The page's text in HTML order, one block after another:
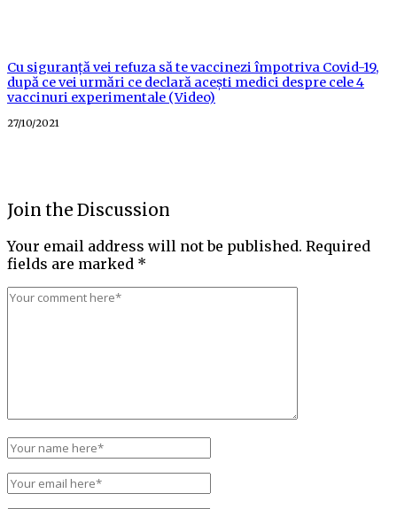
Cu siguranță vei refuza să te vaccinezi împotriva Covid-19,
după ce vei urmări ce declară acești medici despre cele 4
vaccinuri experimentale (Video)
Posted
27/10/2021
Join the Discussion
Your email address will not be published. Required
fields are marked *